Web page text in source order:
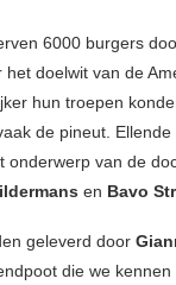
6000 burgers
doelwit van de
hun troepen
de pineut.
onderwerp van de
en Bavo
geleverd door
die we